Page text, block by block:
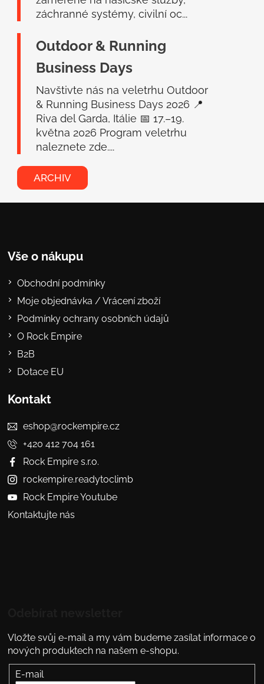
záchranné systémy, civilní oc...
Outdoor & Running
Business Days
Navštivte nás na veletrhu Outdoor
& Running Business Days 2026 📍
Riva del Garda, Itálie 📅 17.–19.
května 2026 Program veletrhu
naleznete zde....
ARCHIV
Vše o nákupu
Obchodní podmínky
Moje objednávka / Vrácení zboží
Podmínky ochrany osobních údajů
O Rock Empire
B2B
Dotace EU
Kontakt
eshop@rockempire.cz
+420 412 704 161
Rock Empire s.r.o.
rockempire.readytoclimb
Rock Empire Youtube
Kontaktujte nás
Vložte svůj e-mail a my vám budeme zasílat informace o
nových produktech na našem e-shopu.
E-mail